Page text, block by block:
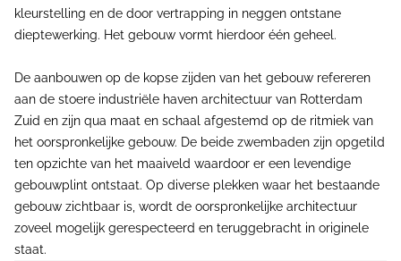
kleurstelling en de door vertrapping in neggen ontstane
dieptewerking. Het gebouw vormt hierdoor één geheel.
De aanbouwen op de kopse zijden van het gebouw refereren
aan de stoere industriële haven architectuur van Rotterdam
Zuid en zijn qua maat en schaal afgestemd op de ritmiek van
het oorspronkelijke gebouw. De beide zwembaden zijn opgetild
ten opzichte van het maaiveld waardoor er een levendige
gebouwplint ontstaat. Op diverse plekken waar het bestaande
gebouw zichtbaar is, wordt de oorspronkelijke architectuur
zoveel mogelijk gerespecteerd en teruggebracht in originele
staat.